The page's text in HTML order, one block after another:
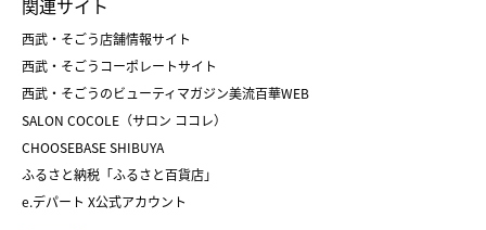
父の日
クリスマスケーキ
ホワイトデー
菓子折り
和菓子
人気のギフト
バレンタイン
ホワイトデー
おせち
フード
関連サイト
西武・そごう店舗情報サイト
西武・そごうコーポレートサイト
西武・そごうのビューティマガジン美流百華WEB
SALON COCOLE（サロン ココレ）
CHOOSEBASE SHIBUYA
ふるさと納税「ふるさと百貨店」
e.デパート X公式アカウント